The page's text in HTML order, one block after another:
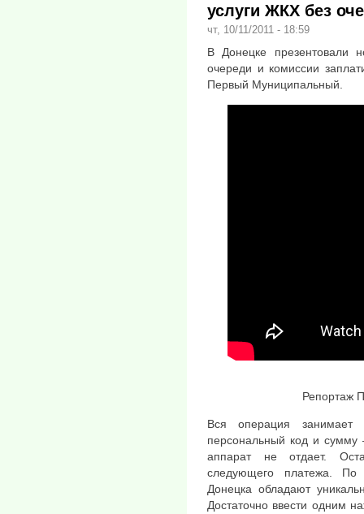
услуги ЖКХ без
чт, 10/11/2011 - 18:59
В Донецке презентовали
очереди и комиссии
Первый Муниципальный.
Репортаж
Вся операция занимает
персональный код и сумму
аппарат не отдает.
следующего платежа. По
Донецка обладают
Достаточно ввести одним